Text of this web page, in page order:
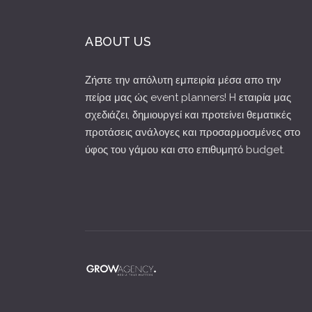
ABOUT US
Ζήστε την απόλυτη εμπειρία μέσα απο την
πείρα μας ώς event planners! H εταιρία μας
σχεδιάζει, δημιουργεί και προτείνει θεματικές
προτάσεις ανάλογες και προσαρμοσμένες στο
ύφος του γάμου και στο επιθυμητό budget.